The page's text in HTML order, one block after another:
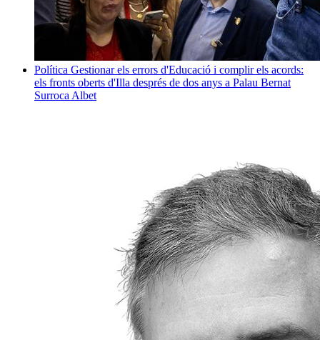
Política Gestionar els errors d'Educació i complir els acords:
els fronts oberts d'Illa després de dos anys a Palau Bernat
Surroca Albet